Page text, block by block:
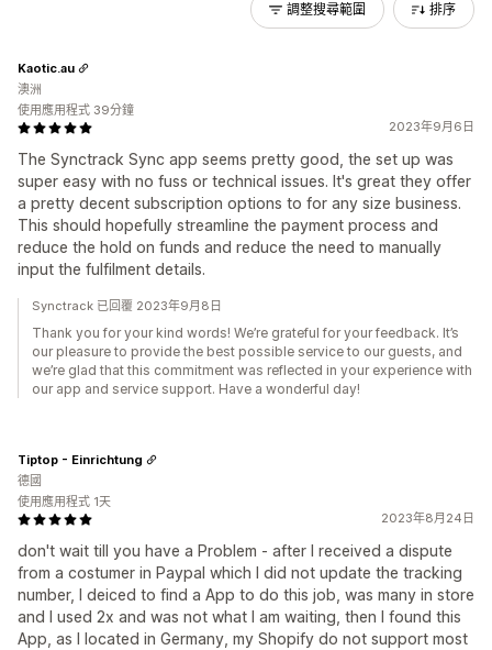
調整搜尋範圍 排序
2023年9月6日
The Synctrack Sync app seems pretty good, the set up was
super easy with no fuss or technical issues. It's great they offer
a pretty decent subscription options to for any size business.
This should hopefully streamline the payment process and
reduce the hold on funds and reduce the need to manually
input the fulfilment details.
Kaotic.au
澳洲
使用應用程式 39分鐘
Synctrack 已回覆 2023年9月8日
Thank you for your kind words! We’re grateful for your feedback. It’s
our pleasure to provide the best possible service to our guests, and
we’re glad that this commitment was reflected in your experience with
our app and service support. Have a wonderful day!
2023年8月24日
don't wait till you have a Problem - after I received a dispute
from a costumer in Paypal which I did not update the tracking
number, I deiced to find a App to do this job, was many in store
and I used 2x and was not what I am waiting, then I found this
App, as I located in Germany, my Shopify do not support most
Tiptop - Einrichtung
德國
使用應用程式 1天